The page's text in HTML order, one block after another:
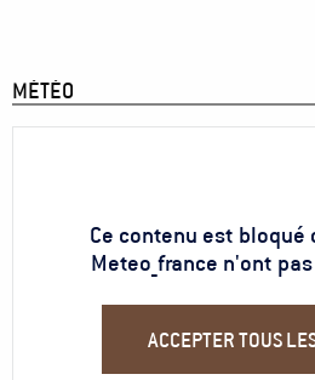
MÉTÉO
Ce contenu est bloqué
Meteo_france n'ont
ACCEPTER TOUS